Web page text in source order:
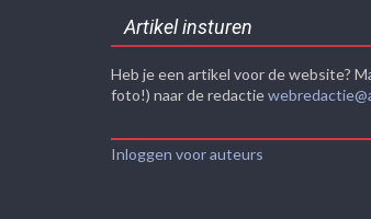
Artikel insturen
Heb je een artikel voor de website?
foto!) naar de redactie
Inloggen voor auteurs